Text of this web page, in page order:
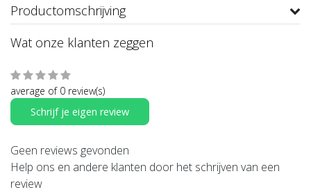
Productomschrijving
Wat onze klanten zeggen
average of 0 review(s)
Schrijf je eigen review
Geen reviews gevonden
Help ons en andere klanten door het schrijven van een
review